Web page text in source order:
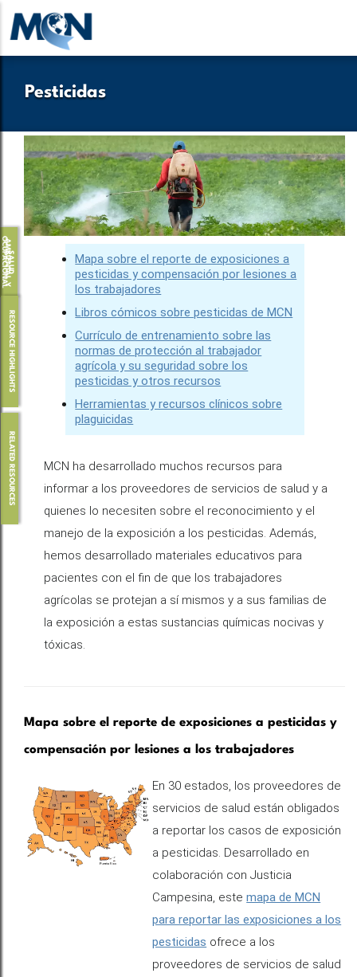
Pasar
contenido
Pesticidas
Mapa sobre el reporte de exposiciones a
pesticidas y compensación por lesiones a
los trabajadores
Libros cómicos sobre pesticidas de MCN
Currículo de entrenamiento sobre las
normas de protección al trabajador
agrícola y su seguridad sobre los
pesticidas y otros recursos
Herramientas y recursos clínicos sobre
plaguicidas
MCN ha desarrollado muchos recursos para
informar a los proveedores de servicios de salud y a
quienes lo necesiten sobre el reconocimiento y el
manejo de la exposición a los pesticidas. Además,
hemos desarrollado materiales educativos para
pacientes con el fin de que los trabajadores
agrícolas se protejan a sí mismos y a sus familias de
la exposición a estas sustancias químicas nocivas y
tóxicas.
Mapa sobre el reporte de exposiciones a pesticidas y
compensación por lesiones a los trabajadores
En 30 estados, los proveedores de
servicios de salud están obligados
a reportar los casos de exposición
a pesticidas. Desarrollado en
colaboración con Justicia
Campesina, estemapa de MCN
para reportar las exposiciones a los
pesticidas ofrece a los
proveedores de servicios de salud
S
A
L
U
D
AM
B
I
E
N
T
A
L
Y
OC
U
P
A
C
I
O
N
A
L
RESOURCE HIGHLIGHTS
RELATED RESOURCES